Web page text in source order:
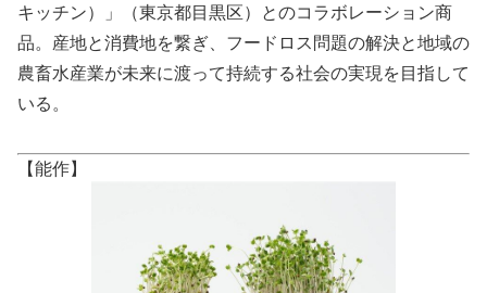
キッチン）」（東京都目黒区）とのコラボレーション商
品。産地と消費地を繋ぎ、フードロス問題の解決と地域の
農畜水産業が未来に渡って持続する社会の実現を目指して
いる。
【能作】